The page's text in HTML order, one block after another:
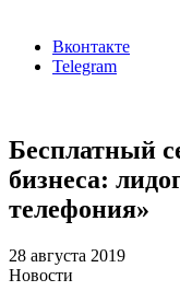
Вконтакте
Telegram
Бесплатный
бизнеса:
телефония»
28 августа 2019
Новости